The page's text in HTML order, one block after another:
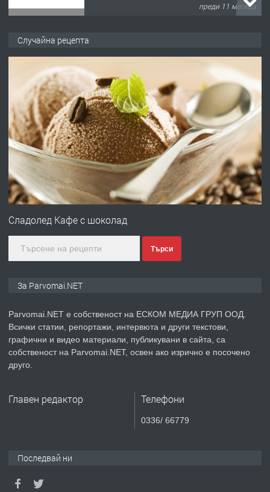
преди 11 месеца
преди 1 година
ПРЕДЛАГА Работа за общи работници
преди 1 година
ПРЕДЛАГА
Първи поход "По стъпките на Ангел
преди 1 година
ПРЕДЛАГА Уроци по Математика
Случайна рецепта
Сладолед Кафе с шоколад
Търси
За Parvomai.NET
Parvomai.NET е собственост на ЕСКОМ МЕДИА ГРУП ООД.
Всички статии, репортажи, интервюта и други текстови,
графични и видео материали, публикувани в сайта, са
собственост на Parvomai.NET, освен ако изрично е посочено
друго.
Главен редактор Телефони
0336/ 66779
Последвай ни